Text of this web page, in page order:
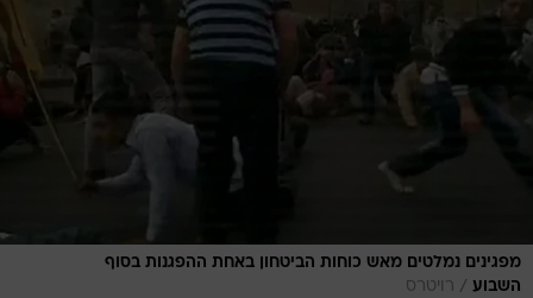
מפגינים נמלטים מאש כוחות הביטחון באחת ההפגנות בסוף
השבוע / רויטרס